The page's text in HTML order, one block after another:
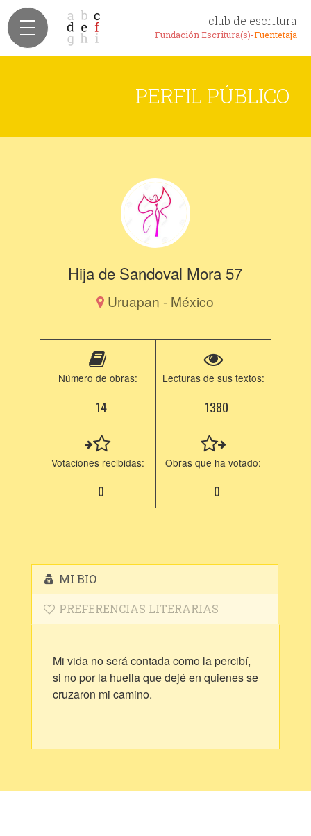
club de escritura
Fundación Escritura(s)-Fuentetaja
PERFIL PÚBLICO
Hija de Sandoval Mora 57
Uruapan - México
Número de obras:
14
Lecturas de sus textos:
1380
Votaciones recibidas:
0
Obras que ha votado:
0
MI BIO
PREFERENCIAS LITERARIAS
Mi vida no será contada como la percibí,
si no por la huella que dejé en quienes se
cruzaron mi camino.